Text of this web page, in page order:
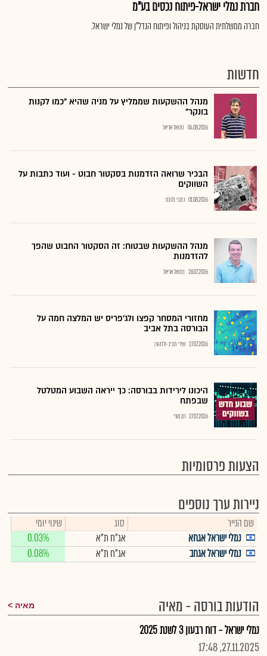
חברת נמלי ישראל-פיתוח נכסים בע"מ
חברה ממשלתית העוסקת בניהול ופיתוח הנדל"ן של נמלי ישראל.
חדשות
מנהל ההשקעות שממליץ על מניה שהיא "כמו לקנות
בונקר"
04.08.2026 נתנאל אריאל
הבכיר שרואה הזדמנות בסקטור חבוט - ועוד כתבות על
השווקים
01.08.2026 כתבי גלובס
מנהל ההשקעות שבטוח: זה הסקטור החבוט שהפך
להזדמנות
28.07.2026 נתנאל אריאל
מחזורי המסחר קפצו ולג'פריס יש המלצה חמה על
הבורסה בתל אביב
27.07.2026 שירי חביב-ולדהורן
היכונו לירידות בבורסה: כך ייראה השבוע המטלטל
שבפתח
27.07.2026 רם מורי
הצעות פרסומיות
ניירות ערך נוספים
שם הנייר סוג
שינוי יומי
נמלי ישראל אגחא
אג"ח ת"א
0.03%
נמלי ישראל אגחב
אג"ח ת"א 0.08%
הודעות בורסה - מאיה מאיה
נמלי ישראל - דוח רבעון 3 לשנת 2025
27.11.2025, 17:48